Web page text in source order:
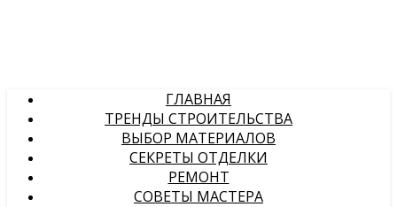
ГЛАВНАЯ
ТРЕНДЫ СТРОИТЕЛЬСТВА
ВЫБОР МАТЕРИАЛОВ
СЕКРЕТЫ ОТДЕЛКИ
РЕМОНТ
СОВЕТЫ МАСТЕРА